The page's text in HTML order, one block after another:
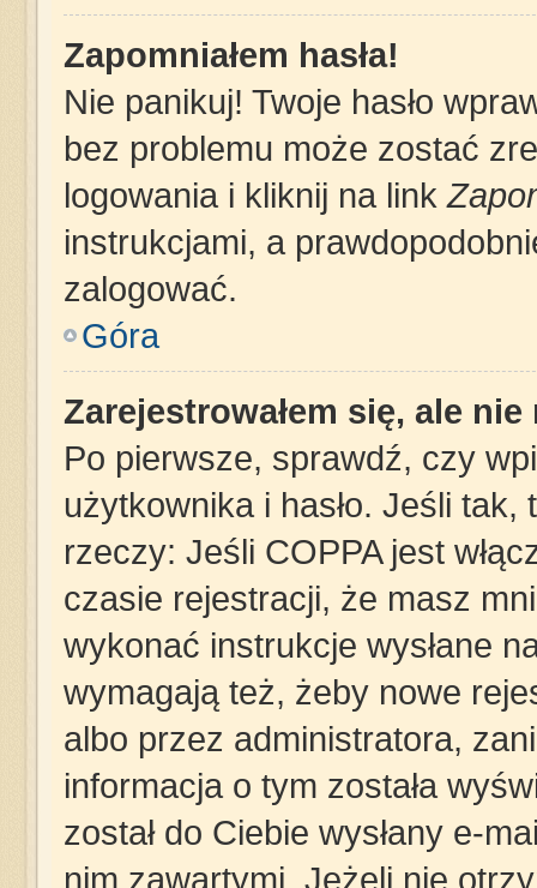
Zapomniałem hasła!
Nie panikuj! Twoje hasło
bez problemu może zostać
logowania i kliknij na link
instrukcjami, a
zalogować.
Góra
Zarejestrowałem się, ale
Po pierwsze, sprawdź, czy
użytkownika i hasło. Jeśli tak,
rzeczy: Jeśli COPPA jest
czasie rejestracji, że masz
wykonać instrukcje wysłane
wymagają też, żeby nowe
albo przez administratora,
informacja o tym została
został do Ciebie wysłany e-
nim zawartymi. Jeżeli nie